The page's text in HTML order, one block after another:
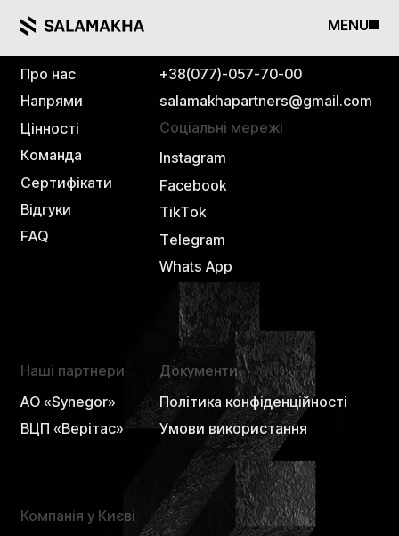
MENU
Про нас
Напрями
Цінності
Команда
Сертифікати
Відгуки
FAQ
+38(077)-057-70-00
salamakhapartners@gmail.com
Соціальні мережі
Instagram
Facebook
TikTok
Telegram
Whats App
Документи
Політика конфіденційності
Умови використання
Наші партнери
АО «Synegor»
ВЦП «Верітас»
Компанія у Києві